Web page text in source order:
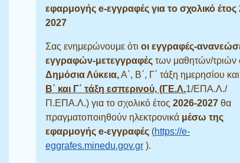
εφαρμογής e-εγγραφές για το σχολικό έτος
2027
Σας ενημερώνουμε ότι οι εγγραφές-
εγγραφών-μετεγγραφές των μαθητών/τριών
Δημόσια Λύκεια,Α΄, Β΄, Γ΄ τάξη ημερησίου και
Β΄ και Γ΄ τάξη εσπερινού, (ΓΕ.Λ.1/ΕΠΑ.Λ./
Π.ΕΠΑ.Λ.) για το σχολικό έτος 2026-2027 θα
πραγματοποιηθούν ηλεκτρονικά μέσω της
εφαρμογής e-εγγραφές (https://e-
eggrafes.minedu.gov.gr ).